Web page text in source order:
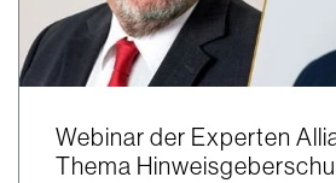
Webinar der Experten
Thema